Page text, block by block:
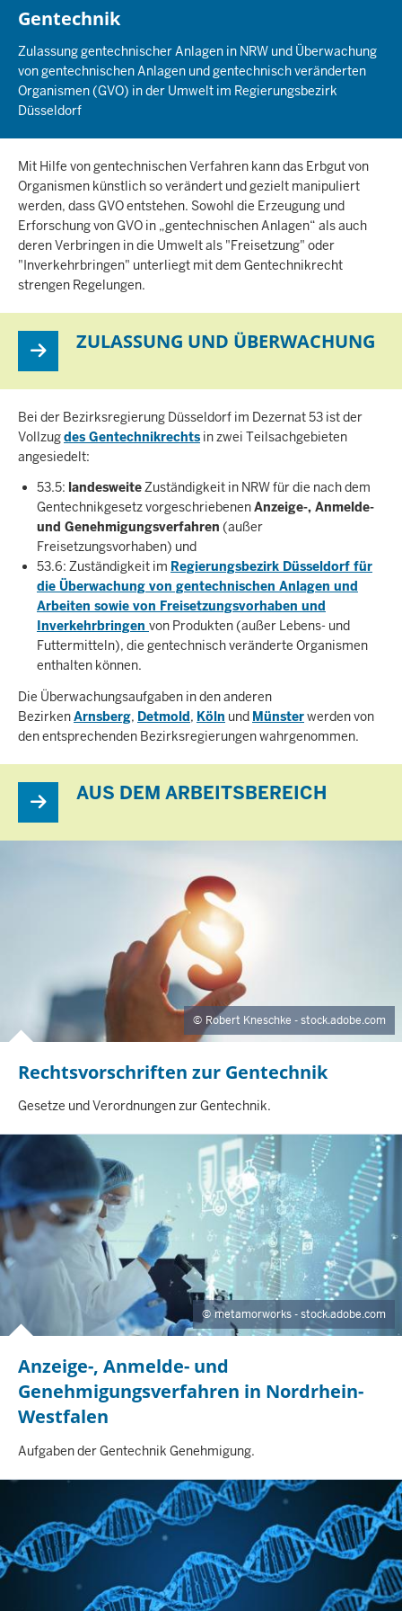
Gentechnik
Zulassung gentechnischer Anlagen in NRW und Überwachung
von gentechnischen Anlagen und gentechnisch veränderten
Organismen (GVO) in der Umwelt im Regierungsbezirk
Düsseldorf
Mit Hilfe von gentechnischen Verfahren kann das Erbgut von
Organismen künstlich so verändert und gezielt manipuliert
werden, dass GVO entstehen. Sowohl die Erzeugung und
Erforschung von GVO in „gentechnischen Anlagen“ als auch
deren Verbringen in die Umwelt als "Freisetzung" oder
"Inverkehrbringen" unterliegt mit dem Gentechnikrecht
strengen Regelungen.
ZULASSUNG UND ÜBERWACHUNG
Bei der Bezirksregierung Düsseldorf im Dezernat 53 ist der
Vollzugdes Gentechnikrechts in zwei Teilsachgebieten
angesiedelt:
53.5: landesweiteZuständigkeit in NRW für die nach dem
Gentechnikgesetz vorgeschriebenenAnzeige-, Anmelde-
und Genehmigungsverfahren (außer
Freisetzungsvorhaben) und
53.6: Zuständigkeit im Regierungsbezirk Düsseldorf für
die Überwachung von gentechnischen Anlagen und
Arbeiten sowie von Freisetzungsvorhaben und
Inverkehrbringen von Produkten (außer Lebens- und
Futtermitteln), die gentechnisch veränderte Organismen
enthalten können.
Die Überwachungsaufgaben in den anderen
BezirkenArnsberg, Detmold, Köln und Münsterwerden von
den entsprechenden Bezirksregierungen wahrgenommen.
AUS DEM ARBEITSBEREICH
Robert Kneschke - stock.adobe.com
Rechtsvorschriften zur Gentechnik
I
H
A
T
S
E
Gesetze und Verordnungen zur Gentechnik.
metamorworks - stock.adobe.com
Anzeige-, Anmelde- und
Genehmigungsverfahren in Nordrhein-
Westfalen
I
H
T
S
S
Aufgaben der Gentechnik Genehmigung.